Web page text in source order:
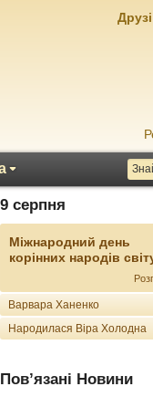
Друзі
9 серпня
Міжнародний день
корінних народів
Варвара Ханенко
Народилася Віра Холодна
Пов’язані Новини